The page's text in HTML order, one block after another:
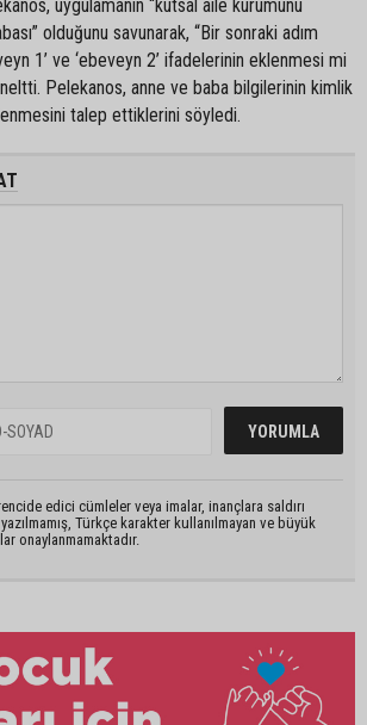
uygulamanın “kutsal aile kurumunu
olduğunu savunarak, “Bir sonraki adım
1’ ve ‘ebeveyn 2’ ifadelerinin eklenmesi mi
Pelekanos, anne ve baba bilgilerinin kimlik
talep ettiklerini söyledi.
edici cümleler veya imalar, inançlara saldırı
Türkçe karakter kullanılmayan ve büyük
onaylanmamaktadır.